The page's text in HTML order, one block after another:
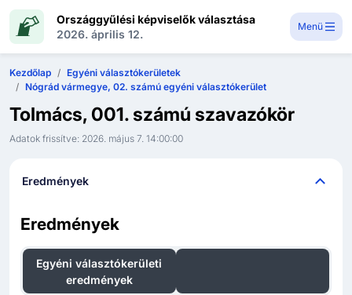
Országgyűlési képviselők választása
2026. április 12.
Menü
Kezdőlap
Egyéni választókerületek
Nógrád vármegye, 02. számú egyéni választókerület
Tolmács, 001. számú szavazókör
Adatok frissítve: 2026. május 7. 14:00:00
Eredmények
Eredmények
Egyéni választókerületi
eredmények